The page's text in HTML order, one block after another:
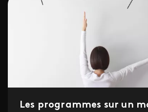
Les programmes sur un